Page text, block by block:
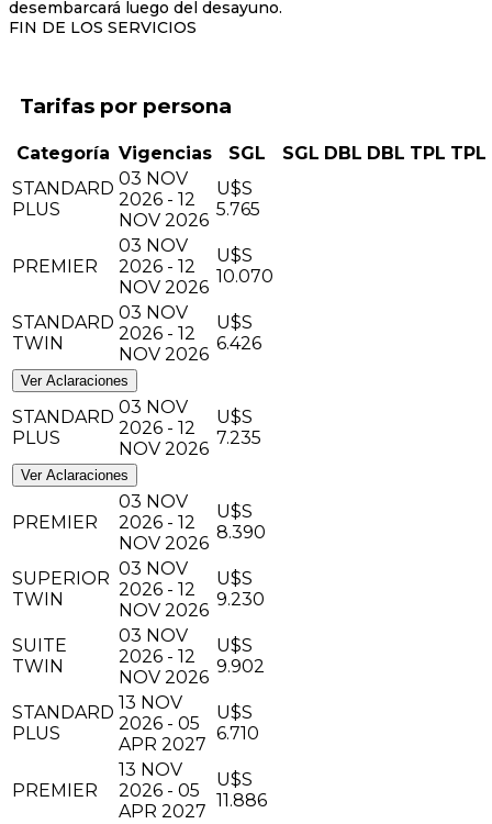
desembarcará luego del desayuno.
FIN DE LOS SERVICIOS
Tarifas
Categoría Vigencias SGL SGL DBL DBL TPL TPL
STANDARD
PLUS
03 NOV
2026 - 12
NOV 2026
U$S
5.765
PREMIER
03 NOV
2026 - 12
NOV 2026
U$S
10.070
STANDARD
TWIN
03 NOV
2026 - 12
NOV 2026
U$S
6.426
Ver Aclaraciones
STANDARD
PLUS
03 NOV
2026 - 12
NOV 2026
U$S
7.235
Ver Aclaraciones
PREMIER
03 NOV
2026 - 12
NOV 2026
U$S
8.390
SUPERIOR
TWIN
03 NOV
2026 - 12
NOV 2026
U$S
9.230
SUITE
TWIN
03 NOV
2026 - 12
NOV 2026
U$S
9.902
STANDARD
PLUS
13 NOV
2026 - 05
APR 2027
U$S
6.710
PREMIER
13 NOV
2026 - 05
APR 2027
U$S
11.886